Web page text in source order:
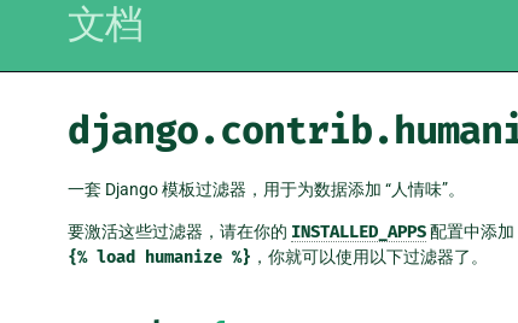
文档
一套 Django 模板过滤器，用于为数据添加 “人情味”。
要激活这些过滤器，请在你的 INSTALLED_APPS配置中添加
{% load humanize %} ，你就可以使用以下过滤器了。